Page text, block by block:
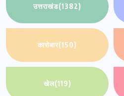
उत्तराखंड(1382)
कारोबार(150)
खेल(119)